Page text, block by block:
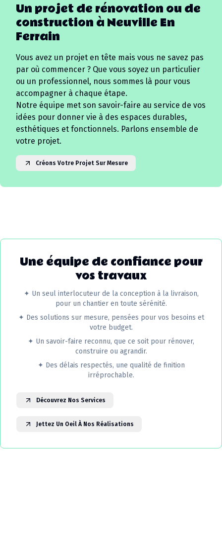
Un projet de rénovation ou de
construction à Neuville En
Ferrain
Vous avez un projet en tête mais vous ne savez pas
par où commencer ? Que vous soyez un particulier
ou un professionnel, nous sommes là pour vous
accompagner à chaque étape.
Notre équipe met son savoir-faire au service de vos
idées pour donner vie à des espaces durables,
esthétiques et fonctionnels. Parlons ensemble de
votre projet.
Créons Votre Projet Sur Mesure
Une équipe de confiance pour
vos travaux
✦ Un seul interlocuteur de la conception à la livraison,
pour un chantier en toute sérénité.
✦ Des solutions sur mesure, pensées pour vos besoins et
votre budget.
✦ Un savoir-faire reconnu, que ce soit pour rénover,
construire ou agrandir.
✦ Des délais respectés, une qualité de finition
irréprochable.
Découvrez Nos Services
Jettez Un Oeil À Nos Réalisations